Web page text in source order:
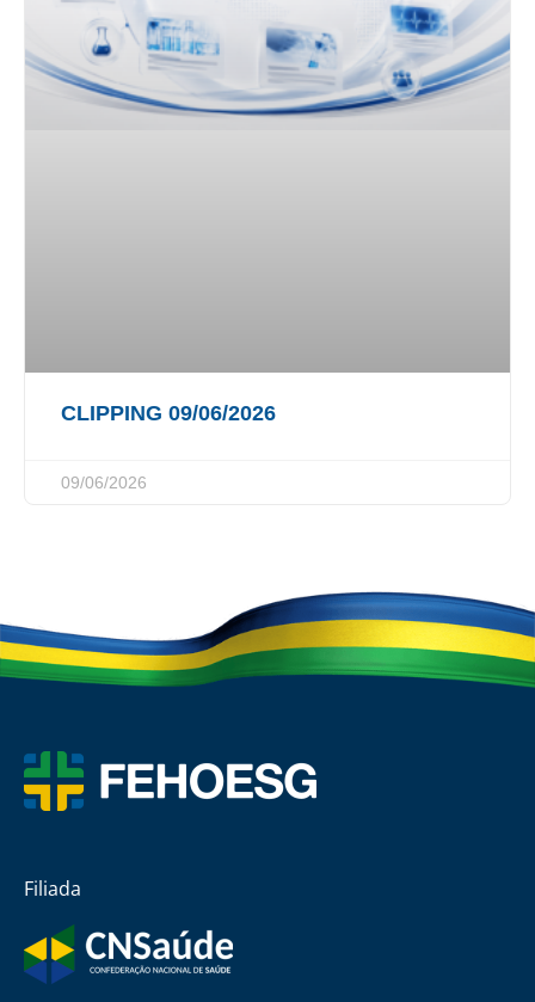
CLIPPING 09/06/2026
09/06/2026
Filiada